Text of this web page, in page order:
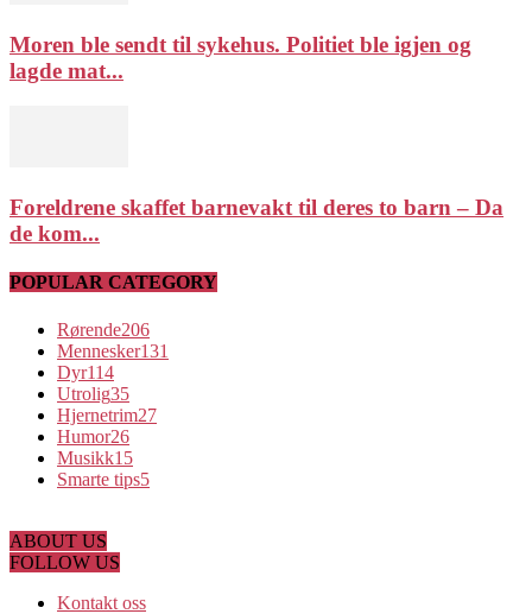
Moren ble sendt til sykehus. Politiet ble igjen og
lagde mat...
Foreldrene skaffet barnevakt til deres to barn – Da
de kom...
POPULAR CATEGORY
Rørende206
Mennesker131
Dyr114
Utrolig35
Hjernetrim27
Humor26
Musikk15
Smarte tips5
ABOUT US
FOLLOW US
Kontakt oss